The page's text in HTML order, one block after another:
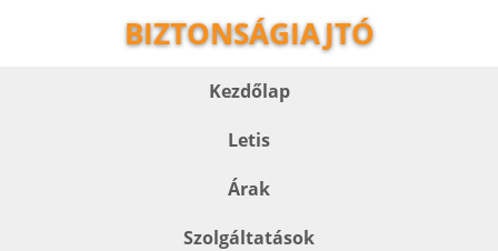
BIZTONSÁGIAJTÓ
Kezdőlap
Letis
Árak
Szolgáltatások